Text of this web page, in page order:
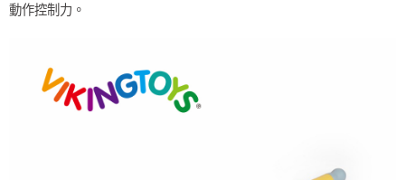
動作控制力。